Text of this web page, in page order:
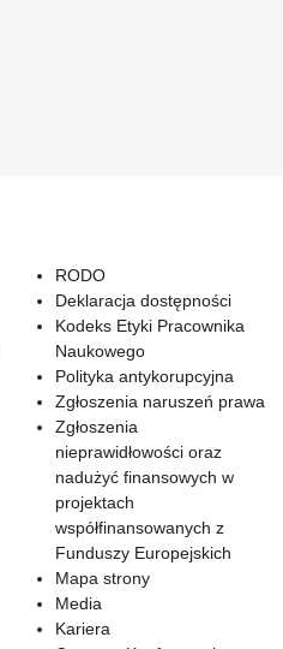
RODO
Deklaracja dostępności
Kodeks Etyki Pracownika
Naukowego
Polityka antykorupcyjna
Zgłoszenia naruszeń prawa
Zgłoszenia
nieprawidłowości oraz
nadużyć finansowych w
projektach
współfinansowanych z
Funduszy Europejskich
Mapa strony
Media
Kariera